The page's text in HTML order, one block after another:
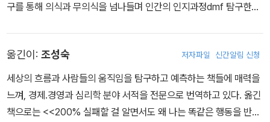
구를 통해 의식과 무의식을 넘나들며 인간의 인지과정dmf 탐구한다.
유의지와 도덕적 책임에 관해 말하는 두 번째 책 『뇌가 나를 그렇게
만든다My Brain Made Me Do It』로 <사이언티픽 아메리칸>이 주
목하는 젊은 과학 저술가로 선정되었다. 《워싱턴포스트》 《파이낸셜
리뷰》 《GQ》《월스트리트저널》 《뉴욕 포스트》 등 다수 매체에 칼럼
옮긴이: 조성숙 저자파일 신간알림 신청
세상의 흐름과 사람들의 움직임을 탐구하고 예측하는 책들에 매력을
느껴, 경제․경영과 심리학 분야 서적을 전문으로 번역하고 있다. 옮긴
책으로는 <<200% 실패할 걸 알면서도 왜 나는 똑같은 행동을 반복